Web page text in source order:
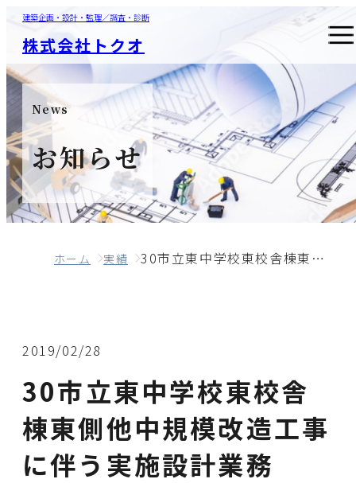
建築企画・設計・監理／調査・診断
株式会社トクオ
News
お知らせ
ホーム 実績 30市立東中学校東校舎棟東側他中規模改造工事に伴う実施設計業務
2019/02/28
30市立東中学校東校舎
棟東側他中規模改造工事
に伴う実施設計業務